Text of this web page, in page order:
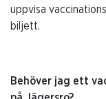
uppvisa
biljett.
Behöver jag ett